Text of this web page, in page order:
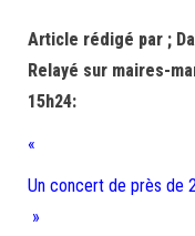
Article rédigé par ;
Relayé sur maires-
15h24:
«
Un concert de près de
»